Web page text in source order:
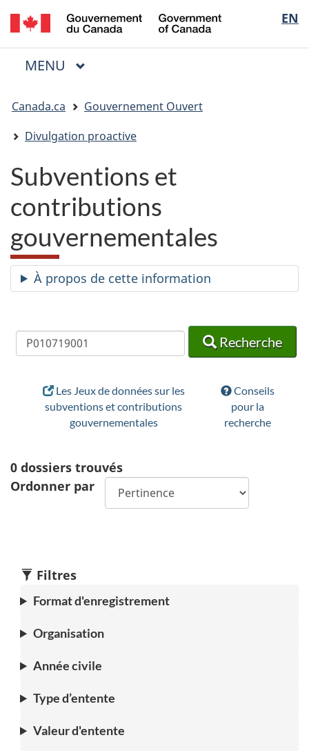
Passer
au
contenu
Passer
à
« Au
Passer
à
la
EN
of
Menu
MENU PRINCIPAL
êtes
ici
Canada.ca
Gouvernement Ouvert
Divulgation proactive
Subventions et
contributions
gouvernementales
À propos de cette information
Recherche
Recherche
Recherche
Les Jeux de données sur les
subventions et contributions
gouvernementales
Conseils
pour la
recherche
0 dossiers trouvés
Ordonner par
Filtres
Format d'enregistrement
Organisation
Année civile
Type d’entente
Valeur d'entente